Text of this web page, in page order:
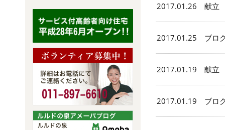
2017.01.26 献立
2017.01.25 ブロ
2017.01.19 献立
2017.01.19 ブロ